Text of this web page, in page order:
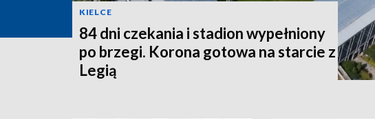
KIELCE
84 dni czekania i stadion wypełniony
po brzegi. Korona gotowa na starcie z
Legią